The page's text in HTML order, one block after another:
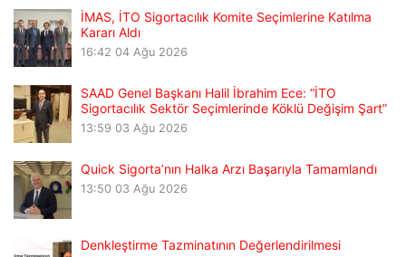
İMAS, İTO Sigortacılık Komite Seçimlerine Katılma
Kararı Aldı
16:42 04 Ağu 2026
SAAD Genel Başkanı Halil İbrahim Ece: “İTO
Sigortacılık Sektör Seçimlerinde Köklü Değişim Şart”
13:59 03 Ağu 2026
Quick Sigorta’nın Halka Arzı Başarıyla Tamamlandı
13:50 03 Ağu 2026
Denkleştirme Tazminatının Değerlendirilmesi